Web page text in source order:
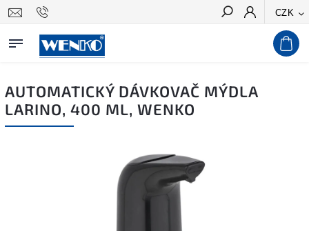
CZK
Hledat
AUTOMATICKÝ DÁVKOVAČ MÝDLA
LARINO, 400 ML, WENKO